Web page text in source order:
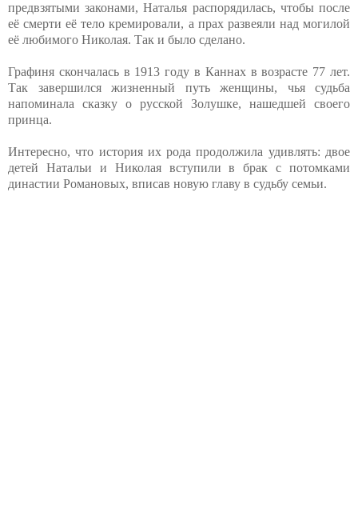
предвзятыми законами, Наталья распорядилась, чтобы после
её смерти её тело кремировали, а прах развеяли над могилой
её любимого Николая. Так и было сделано.
Графиня скончалась в 1913 году в Каннах в возрасте 77 лет.
Так завершился жизненный путь женщины, чья судьба
напоминала сказку о русской Золушке, нашедшей своего
принца.
Интересно, что история их рода продолжила удивлять: двое
детей Натальи и Николая вступили в брак с потомками
династии Романовых, вписав новую главу в судьбу семьи.